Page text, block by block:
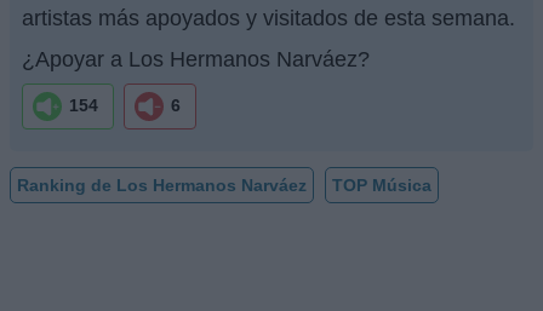
artistas más apoyados y visitados de esta semana.
¿Apoyar a Los Hermanos Narváez?
154 6
Ranking de Los Hermanos Narváez TOP Música